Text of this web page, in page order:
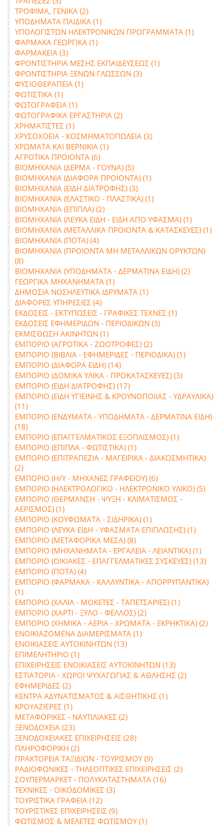
ΤΡΟΦΙΜΑ, ΓΕΝΙΚΑ (2)
ΥΠΟΔΗΜΑΤΑ ΠΑΙΔΙΚΑ (1)
ΥΠΟΛΟΓΙΣΤΩΝ ΗΛΕΚΤΡΟΝΙΚΩΝ ΠΡΟΓΡΑΜΜΑΤΑ (1)
ΦΑΡΜΑΚΑ ΓΕΩΡΓΙΚΑ (1)
ΦΑΡΜΑΚΕΙΑ (3)
ΦΡΟΝΤΙΣΤΗΡΙΑ ΜΕΣΗΣ ΕΚΠΑΙΔΕΥΣΕΩΣ (1)
ΦΡΟΝΤΙΣΤΗΡΙΑ ΞΕΝΩΝ ΓΛΩΣΣΩΝ (3)
ΦΥΣΙΟΘΕΡΑΠΕΙΑ (1)
ΦΩΤΙΣΤΙΚΑ (1)
ΦΩΤΟΓΡΑΦΕΙΑ (1)
ΦΩΤΟΓΡΑΦΙΚΑ ΕΡΓΑΣΤΗΡΙΑ (2)
ΧΡΗΜΑΤΙΣΤΕΣ (1)
ΧΡΥΣΟΧΟΕΙΑ - ΚΟΣΜΗΜΑΤΟΠΩΛΕΙΑ (3)
ΧΡΩΜΑΤΑ ΚΑΙ ΒΕΡΝΙΚΙΑ (1)
ΑΓΡΟΤΙΚΑ ΠΡΟΙΟΝΤΑ (6)
ΒΙΟΜΗΧΑΝΙΑ (ΔΕΡΜΑ - ΓΟΥΝΑ) (5)
ΒΙΟΜΗΧΑΝΙΑ (ΔΙΑΦΟΡΑ ΠΡΟΙΟΝΤΑ) (1)
ΒΙΟΜΗΧΑΝΙΑ (ΕΙΔΗ ΔΙΑΤΡΟΦΗΣ) (3)
ΒΙΟΜΗΧΑΝΙΑ (ΕΛΑΣΤΙΚΟ - ΠΛΑΣΤΙΚΑ) (1)
ΒΙΟΜΗΧΑΝΙΑ (ΕΠΙΠΛΑ) (2)
ΒΙΟΜΗΧΑΝΙΑ (ΛΕΥΚΑ ΕΙΔΗ - ΕΙΔΗ ΑΠΟ ΥΦΑΣΜΑ) (1)
ΒΙΟΜΗΧΑΝΙΑ (ΜΕΤΑΛΛΙΚΑ ΠΡΟΙΟΝΤΑ & ΚΑΤΑΣΚΕΥΕΣ) (1)
ΒΙΟΜΗΧΑΝΙΑ (ΠΟΤΑ) (4)
ΒΙΟΜΗΧΑΝΙΑ (ΠΡΟΙΟΝΤΑ ΜΗ ΜΕΤΑΛΛΙΚΩΝ ΟΡΥΚΤΩΝ)
(8)
ΒΙΟΜΗΧΑΝΙΑ (ΥΠΟΔΗΜΑΤΑ - ΔΕΡΜΑΤΙΝΑ ΕΙΔΗ) (2)
ΓΕΩΡΓΙΚΑ ΜΗΧΑΝΗΜΑΤΑ (1)
ΔΗΜΟΣΙΑ ΝΟΣΗΛΕΥΤΙΚΑ ΙΔΡΥΜΑΤΑ (1)
ΔΙΑΦΟΡΕΣ ΥΠΗΡΕΣΙΕΣ (4)
ΕΚΔΟΣΕΙΣ - ΕΚΤΥΠΩΣΕΙΣ - ΓΡΑΦΙΚΕΣ ΤΕΧΝΕΣ (1)
ΕΚΔΟΣΕΙΣ ΕΦΗΜΕΡΙΔΩΝ - ΠΕΡΙΟΔΙΚΩΝ (3)
ΕΚΜΙΣΘΩΣΗ ΑΚΙΝΗΤΩΝ (1)
ΕΜΠΟΡΙΟ (ΑΓΡΟΤΙΚΑ - ΖΩΟΤΡΟΦΕΣ) (2)
ΕΜΠΟΡΙΟ (ΒΙΒΛΙΑ - ΕΦΗΜΕΡΙΔΕΣ - ΠΕΡΙΟΔΙΚΑ) (1)
ΕΜΠΟΡΙΟ (ΔΙΑΦΟΡΑ ΕΙΔΗ) (14)
ΕΜΠΟΡΙΟ (ΔΟΜΙΚΑ ΥΛΙΚΑ - ΠΡΟΚΑΤΑΣΚΕΥΕΣ) (3)
ΕΜΠΟΡΙΟ (ΕΙΔΗ ΔΙΑΤΡΟΦΗΣ) (17)
ΕΜΠΟΡΙΟ (ΕΙΔΗ ΥΓΙΕΙΝΗΣ & ΚΡΟΥΝΟΠΟΙΙΑΣ - ΥΔΡΑΥΛΙΚΑ)
(11)
ΕΜΠΟΡΙΟ (ΕΝΔΥΜΑΤΑ - ΥΠΟΔΗΜΑΤΑ - ΔΕΡΜΑΤΙΝΑ ΕΙΔΗ)
(18)
ΕΜΠΟΡΙΟ (ΕΠΑΓΓΕΛΜΑΤΙΚΟΣ ΕΞΟΠΛΙΣΜΟΣ) (1)
ΕΜΠΟΡΙΟ (ΕΠΙΠΛΑ - ΦΩΤΙΣΤΙΚΑ) (1)
ΕΜΠΟΡΙΟ (ΕΠΙΤΡΑΠΕΖΙΑ - ΜΑΓΕΙΡΙΚΑ - ΔΙΑΚΟΣΜΗΤΙΚΑ)
(2)
ΕΜΠΟΡΙΟ (Η/Υ - ΜΗΧΑΝΕΣ ΓΡΑΦΕΙΟΥ) (6)
ΕΜΠΟΡΙΟ (ΗΛΕΚΤΡΟΛΟΓΙΚΟ - ΗΛΕΚΤΡΟΝΙΚΟ ΥΛΙΚΟ) (5)
ΕΜΠΟΡΙΟ (ΘΕΡΜΑΝΣΗ - ΨΥΞΗ - ΚΛΙΜΑΤΙΣΜΟΣ -
ΑΕΡΙΣΜΟΣ) (1)
ΕΜΠΟΡΙΟ (ΚΟΥΦΩΜΑΤΑ - ΣΙΔΗΡΙΚΑ) (1)
ΕΜΠΟΡΙΟ (ΛΕΥΚΑ ΕΙΔΗ - ΥΦΑΣΜΑΤΑ ΕΠΙΠΛΩΣΗΣ) (1)
ΕΜΠΟΡΙΟ (ΜΕΤΑΦΟΡΙΚΑ ΜΕΣΑ) (8)
ΕΜΠΟΡΙΟ (ΜΗΧΑΝΗΜΑΤΑ - ΕΡΓΑΛΕΙΑ - ΛΕΙΑΝΤΙΚΑ) (1)
ΕΜΠΟΡΙΟ (ΟΙΚΙΑΚΕΣ - ΕΠΑΓΓΕΛΜΑΤΙΚΕΣ ΣΥΣΚΕΥΕΣ) (13)
ΕΜΠΟΡΙΟ (ΠΟΤΑ) (4)
ΕΜΠΟΡΙΟ (ΦΑΡΜΑΚΑ - ΚΑΛΛΥΝΤΙΚΑ - ΑΠΟΡΡΥΠΑΝΤΙΚΑ)
(1)
ΕΜΠΟΡΙΟ (ΧΑΛΙΑ - ΜΟΚΕΤΕΣ - ΤΑΠΕΤΣΑΡΙΕΣ) (1)
ΕΜΠΟΡΙΟ (ΧΑΡΤΙ - ΞΥΛΟ - ΦΕΛΛΟΣ) (2)
ΕΜΠΟΡΙΟ (ΧΗΜΙΚΑ - ΑΕΡΙΑ - ΧΡΩΜΑΤΑ - ΕΚΡΗΚΤΙΚΑ) (2)
ΕΝΟΙΚΙΑΖΟΜΕΝΑ ΔΙΑΜΕΡΙΣΜΑΤΑ (1)
ΕΝΟΙΚΙΑΣΕΙΣ ΑΥΤΟΚΙΝΗΤΩΝ (13)
ΕΠΙΜΕΛΗΤΗΡΙΟ (1)
ΕΠΙΧΕΙΡΗΣΕΙΣ ΕΝΟΙΚΙΑΣΕΙΣ ΑΥΤΟΚΙΝΗΤΩΝ (13)
ΕΣΤΙΑΤΟΡΙΑ - ΧΩΡΟΙ ΨΥΧΑΓΩΓΙΑΣ & ΑΘΛΗΣΗΣ (2)
ΕΦΗΜΕΡΙΔΕΣ (2)
ΚΕΝΤΡΑ ΑΔΥΝΑΤΙΣΜΑΤΟΣ & ΑΙΣΘΗΤΙΚΗΣ (1)
ΚΡΟΥΑΖΙΕΡΕΣ (1)
ΜΕΤΑΦΟΡΙΚΕΣ - ΝΑΥΤΙΛΙΑΚΕΣ (2)
ΞΕΝΟΔΟΧΕΙΑ (23)
ΞΕΝΟΔΟΧΕΙΑΚΕΣ ΕΠΙΧΕΙΡΗΣΕΙΣ (28)
ΠΛΗΡΟΦΟΡΙΚΗ (2)
ΠΡΑΚΤΟΡΕΙΑ ΤΑΞΙΔΙΩΝ - ΤΟΥΡΙΣΜΟΥ (9)
ΡΑΔΙΟΦΩΝΙΚΕΣ - ΤΗΛΕΟΠΤΙΚΕΣ ΕΠΙΧΕΙΡΗΣΕΙΣ (2)
ΣΟΥΠΕΡΜΑΡΚΕΤ - ΠΟΛΥΚΑΤΑΣΤΗΜΑΤΑ (16)
ΤΕΧΝΙΚΕΣ - ΟΙΚΟΔΟΜΙΚΕΣ (3)
ΤΟΥΡΙΣΤΙΚΑ ΓΡΑΦΕΙΑ (12)
ΤΟΥΡΙΣΤΙΚΕΣ ΕΠΙΧΕΙΡΗΣΕΙΣ (9)
ΦΩΤΙΣΜΟΣ & ΜΕΛΕΤΕΣ ΦΩΤΙΣΜΟΥ (1)